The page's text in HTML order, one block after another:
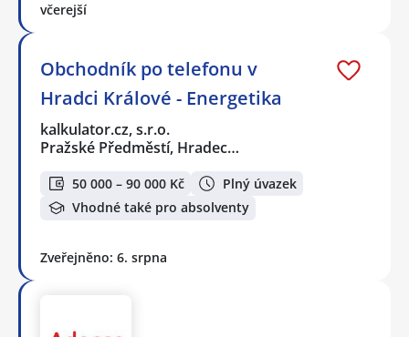
včerejší
Obchodník po telefonu v
Hradci Králové - Energetika
kalkulator.cz, s.r.o.
Pražské Předměstí, Hradec…
50 000 – 90 000 Kč
Plný úvazek
Vhodné také pro absolventy
Zveřejněno: 6. srpna